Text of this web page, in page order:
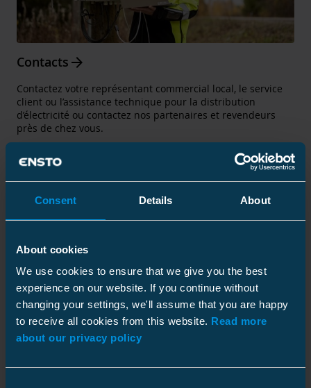
Consent Details About
About cookies
We use cookies to ensure that we give you the best
experience on our website. If you continue without
changing your settings, we'll assume that you are happy
to receive all cookies from this website. Read more
about our privacy policy
Contacts Arrow_forward
Contactez votre représentant commercial local, le service
client ou l’assistance technique pour la distribution
d’électricité ou contactez nos partenaires et revendeurs
près de chez vous.